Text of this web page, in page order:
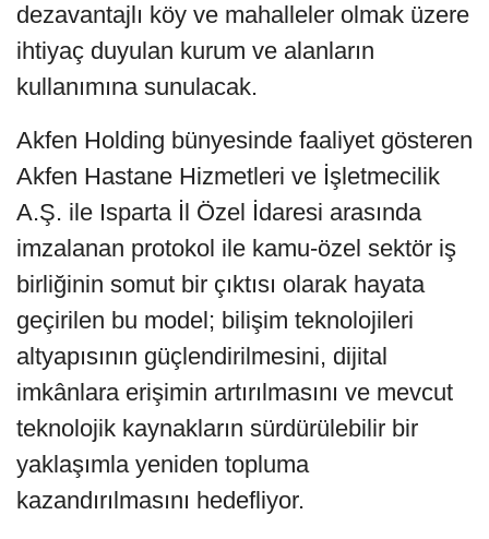
dezavantajlı köy ve mahalleler olmak üzere
ihtiyaç duyulan kurum ve alanların
kullanımına sunulacak.
Akfen Holding bünyesinde faaliyet gösteren
Akfen Hastane Hizmetleri ve İşletmecilik
A.Ş. ile Isparta İl Özel İdaresi arasında
imzalanan protokol ile kamu-özel sektör iş
birliğinin somut bir çıktısı olarak hayata
geçirilen bu model; bilişim teknolojileri
altyapısının güçlendirilmesini, dijital
imkânlara erişimin artırılmasını ve mevcut
teknolojik kaynakların sürdürülebilir bir
yaklaşımla yeniden topluma
kazandırılmasını hedefliyor.